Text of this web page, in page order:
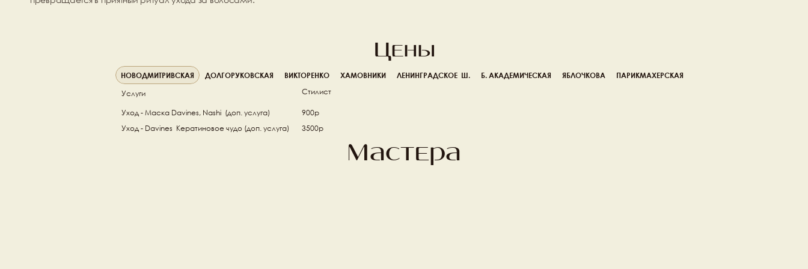
Цены
НОВОДМИТРИВСКАЯ ДОЛГОРУКОВСКАЯ ВИКТОРЕНКО ХАМОВНИКИ ЛЕНИНГРАДСКОЕ  Ш. Б. АКАДЕМИЧЕСКАЯ ЯБЛОЧКОВА ПАРИКМАХЕРСКАЯ
Услуги Стилист
Уход - Маска Davines, Nashi  (доп. услуга)
900р
Уход - Davines  Кератиновое чудо (доп. услуга)
3500р
Мастера